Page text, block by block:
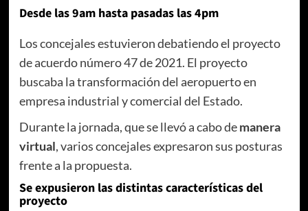
Desde las 9am hasta pasadas las 4pm
Los concejales estuvieron debatiendo el proyecto
de acuerdo número 47 de 2021. El proyecto
buscaba la transformación del aeropuerto en
empresa industrial y comercial del Estado.
Durante la jornada, que se llevó a cabo demanera
virtual, varios concejales expresaron sus posturas
frente a la propuesta.
Se expusieron las distintas características del
proyecto